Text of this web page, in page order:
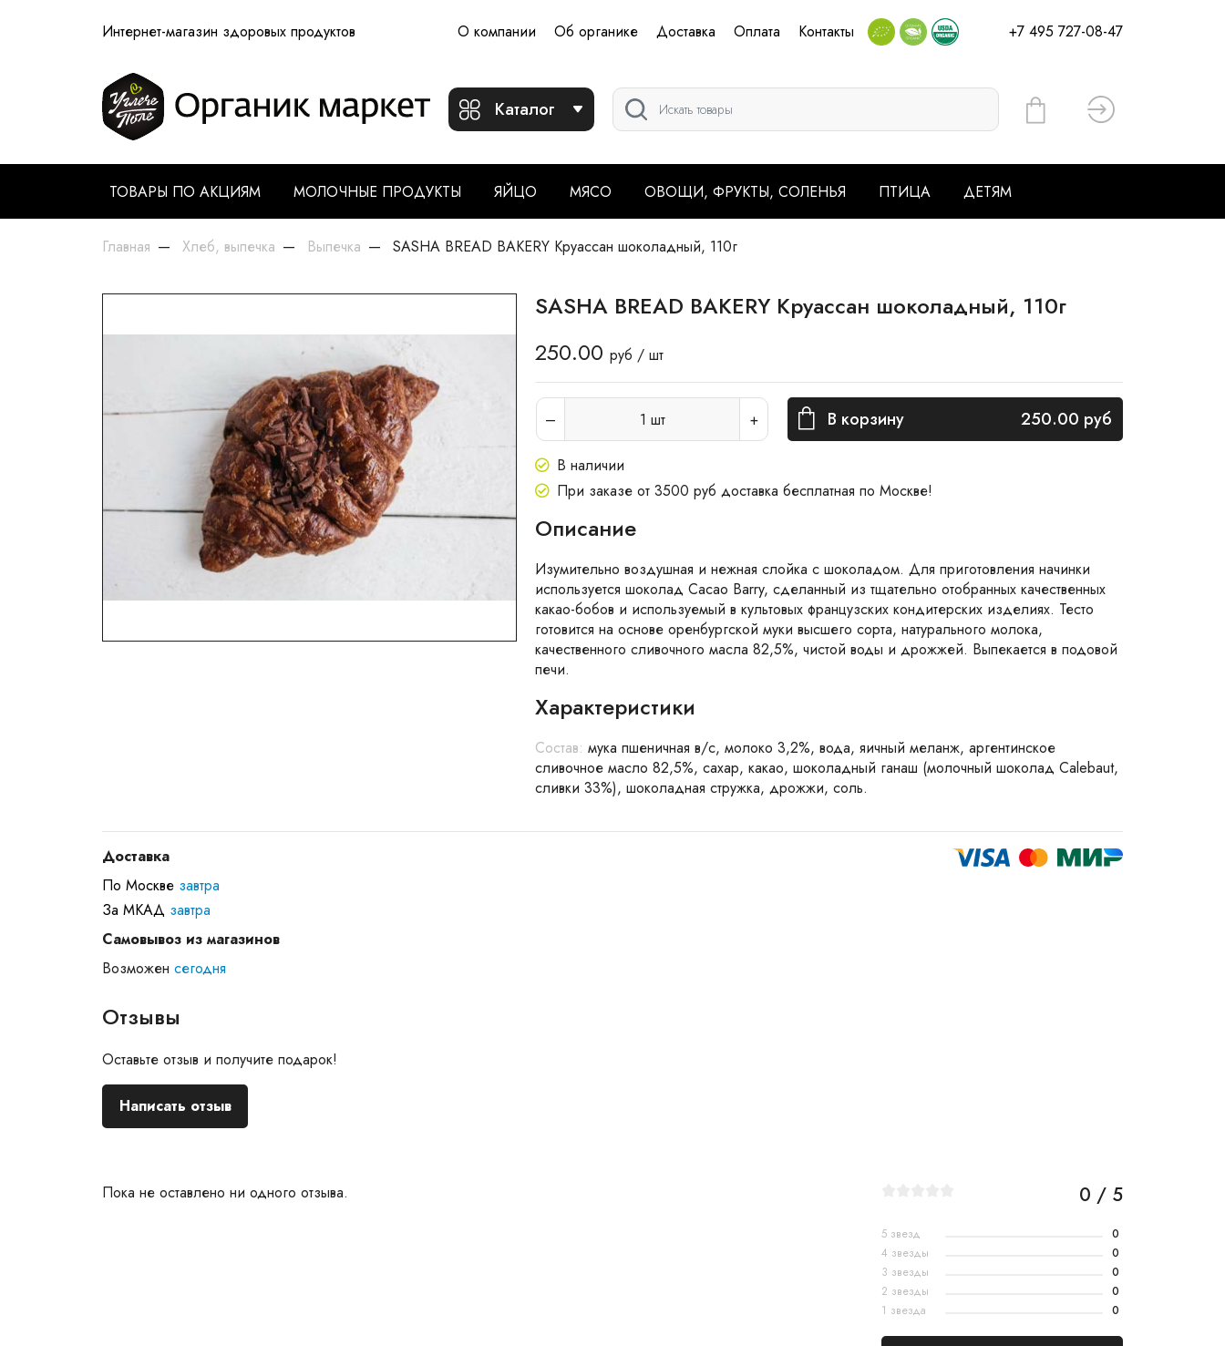
Интернет-магазин здоровых продуктов О компании Об органике Доставка Оплата Контакты +7 495 727-08-47
Каталог Вход
ТОВАРЫ ПО АКЦИЯМ МОЛОЧНЫЕ ПРОДУКТЫ ЯЙЦО МЯСО ОВОЩИ, ФРУКТЫ, СОЛЕНЬЯ ПТИЦА ДЕТЯМ
Главная Хлеб, выпечка Выпечка SASHA BREAD BAKERY Круассан шоколадный, 110г
SASHA BREAD BAKERY Круассан шоколадный, 110г
250.00 руб / шт
1 шт В корзину 250.00 руб
В наличии
При заказе от 3500 руб доставка бесплатная по Москве!
Описание
Изумительно воздушная и нежная слойка с шоколадом. Для приготовления начинки
используется шоколад Cacao Barry, сделанный из тщательно отобранных качественных
какао-бобов и используемый в культовых французских кондитерских изделиях. Тесто
готовится на основе оренбургской муки высшего сорта, натурального молока,
качественного сливочного масла 82,5%, чистой воды и дрожжей. Выпекается в подовой
печи.
Характеристики
Состав: мука пшеничная в/с, молоко 3,2%, вода, яичный меланж, аргентинское
сливочное масло 82,5%, сахар, какао, шоколадный ганаш (молочный шоколад Calebaut,
сливки 33%), шоколадная стружка, дрожжи, соль.
Доставка
По Москве завтра
За МКАД завтра
Самовывоз из магазинов
Возможен сегодня
Отзывы
Оставьте отзыв и получите подарок!
Написать отзыв
Пока не оставлено ни одного отзыва. 0 / 5
5 звезд
0
4 звезды
0
3 звезды
0
2 звезды
0
1 звезда
0